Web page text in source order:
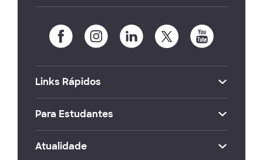
Links Rápidos
Para Estudantes
Atualidade